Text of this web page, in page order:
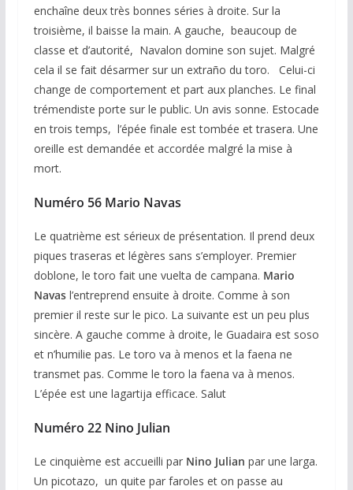
enchaîne deux très bonnes séries à droite. Sur la
troisième, il baisse la main. A gauche, beaucoup de
classe et d’autorité, Navalon domine son sujet. Malgré
cela il se fait désarmer sur un extraño du toro. Celui-ci
change de comportement et part aux planches. Le final
trémendiste porte sur le public. Un avis sonne. Estocade
en trois temps, l’épée finale est tombée et trasera. Une
oreille est demandée et accordée malgré la mise à
mort.
Numéro 56 Mario Navas
Le quatrième est sérieux de présentation. Il prend deux
piques traseras et légères sans s’employer. Premier
doblone, le toro fait une vuelta de campana. Mario
Navasl’entreprend ensuite à droite. Comme à son
premier il reste sur le pico. La suivante est un peu plus
sincère. A gauche comme à droite, le Guadaira est soso
et n’humilie pas. Le toro va à menos et la faena ne
transmet pas. Comme le toro la faena va à menos.
L’épée est une lagartija efficace. Salut
Numéro 22 Nino Julian
Le cinquième est accueilli parNino Julian par une larga.
Un picotazo, un quite par faroles et on passe au